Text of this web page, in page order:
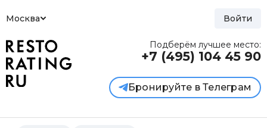
Москва Войти
Подберём лучшее место:
+7 (495) 104 45 90
Бронируйте в Телеграм